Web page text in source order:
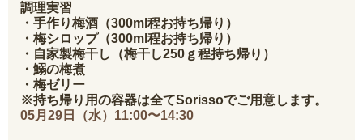
調理実習
・手作り梅酒（300ml程お持ち帰り）
・梅シロップ（300ml程お持ち帰り）
・自家製梅干し（梅干し250ｇ程持ち帰り）
・鰯の梅煮
・梅ゼリー
※持ち帰り用の容器は全てSorissoでご用意します。
05月29日（水）11:00〜14:30